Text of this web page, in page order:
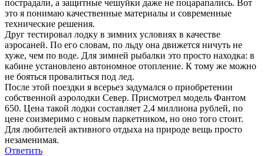
пострадали, а защитные чешуйки даже не поцарапались. Вот
это я понимаю качественные материалы и современные
технические решения.
Друг тестировал лодку в зимних условиях в качестве
аэросаней. По его словам, по льду она движется ничуть не
хуже, чем по воде. Для зимней рыбалки это просто находка: в
кабине установлено автономное отопление. К тому же можно
не бояться провалиться под лед.
После этой поездки я всерьез задумался о приобретении
собственной аэролодки Север. Присмотрел модель Фантом
650. Цена такой лодки составляет 2,4 миллиона рублей, по
цене соизмеримо с новым паркетником, но оно того стоит.
Для любителей активного отдыха на природе вещь просто
незаменимая.
Ответить